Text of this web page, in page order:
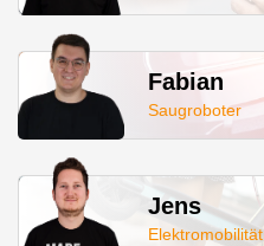
Fabian
Saugroboter
Jens
Elektromobilität